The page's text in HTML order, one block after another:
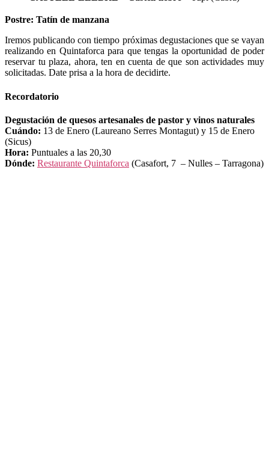
Postre: Tatín de manzana
Iremos publicando con tiempo próximas degustaciones que se vayan
realizando en Quintaforca para que tengas la oportunidad de poder
reservar tu plaza, ahora, ten en cuenta de que son actividades muy
solicitadas. Date prisa a la hora de decidirte.
Recordatorio
Degustación de quesos artesanales de pastor y vinos naturales
Cuándo: 13 de Enero (Laureano Serres Montagut) y 15 de Enero
(Sicus)
Hora: Puntuales a las 20,30
Dónde: Restaurante Quintaforca (Casafort, 7 – Nulles – Tarragona)